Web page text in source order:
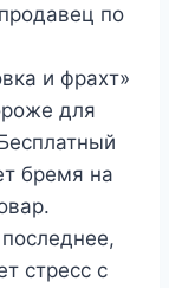
по
и фрахт»
для
бремя на
стресс с